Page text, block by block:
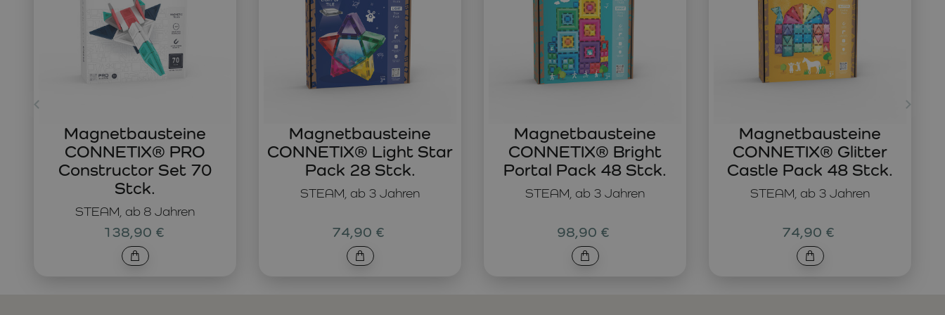
STEAM, ab 8 Jahren
Magnetbausteine
CONNETIX® PRO
Constructor Set 70
Stck.
138,90 €
STEAM, ab 3 Jahren
Magnetbausteine
CONNETIX® Light Star
Pack 28 Stck.
74,90 €
STEAM, ab 3 Jahren
Magnetbausteine
CONNETIX® Bright
Portal Pack 48 Stck.
98,90 €
STEAM, ab 3 Jahren
Magnetbausteine
CONNETIX® Glitter
Castle Pack 48 Stck.
74,90 €